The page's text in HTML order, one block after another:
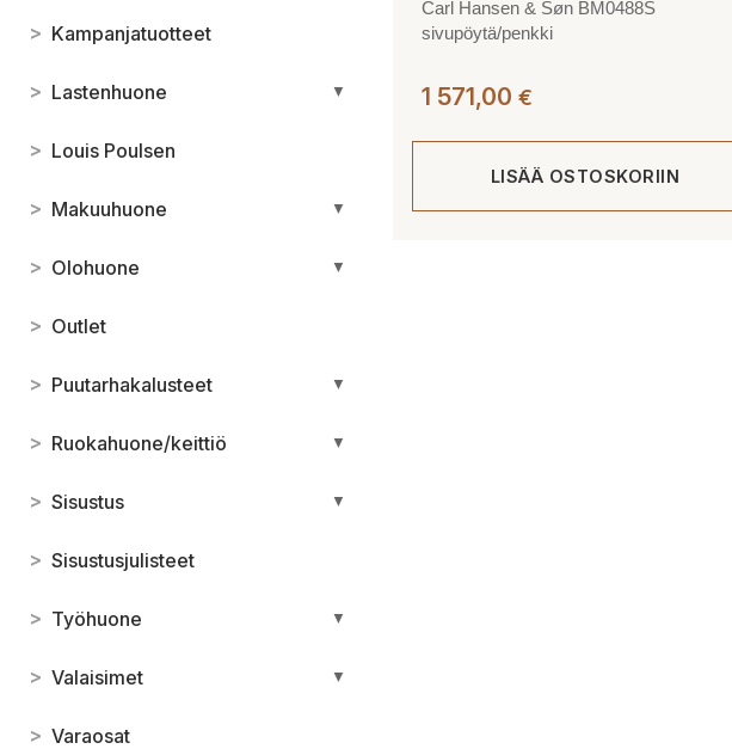
> Kampanjatuotteet
> Lastenhuone ▼
> Louis Poulsen
> Makuuhuone ▼
> Olohuone ▼
> Outlet
> Puutarhakalusteet ▼
> Ruokahuone/keittiö ▼
> Sisustus ▼
> Sisustusjulisteet
> Työhuone ▼
> Valaisimet ▼
> Varaosat
Carl Hansen & Søn BM0488S
sivupöytä/penkki
1 571,00 €
LISÄÄ OSTOSKORIIN